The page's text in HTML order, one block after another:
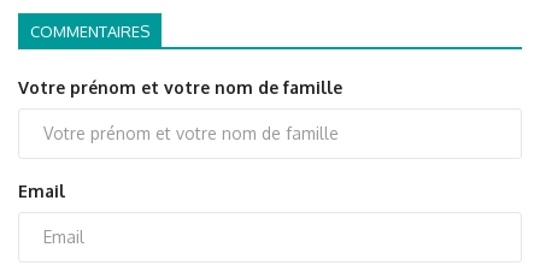
COMMENTAIRES
Votre prénom et votre nom de famille
Email